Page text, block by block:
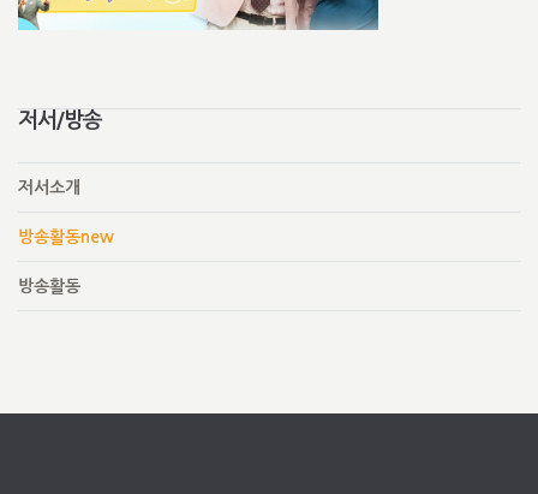
저서/방송
저서소개
방송활동new
방송활동